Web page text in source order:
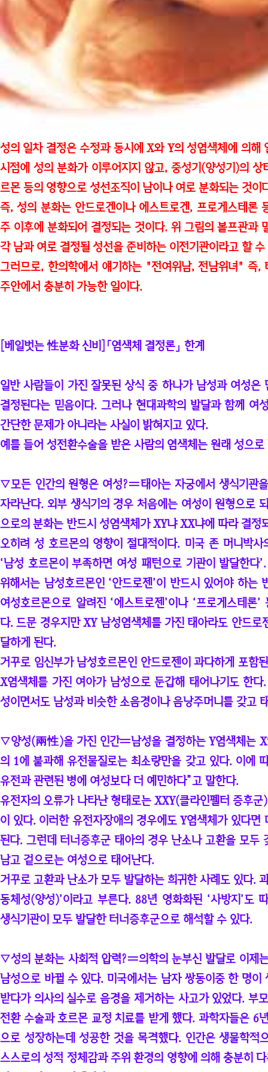
성의 일차 결정은 수정과 동시에 X와 Y의 성염색체에 의해
시점에 성의 분화가 이루어지지 않고, 중성기(양성기)의
르몬 등의 영향으로 성선조직이 남이나 여로 분화되는 것
즉, 성의 분화는 안드로겐이나 에스트로겐, 프로게스테론
주 이후에 분화되어 결정되는 것이다. 위 그림의 볼프관과
각 남과 여로 결정될 성선을 준비하는 이전기관이라고 할
그러므로, 한의학에서 얘기하는 "전여위남, 전남위녀" 즉,
주안에서 충분히 가능한 일이다.
[베일벗는 性분화 신비]「염색체 결정론」 한계
일반 사람들이 가진 잘못된 상식 중 하나가 남성과 여성은
결정된다는 믿음이다. 그러나 현대과학의 발달과 함께 여
간단한 문제가 아니라는 사실이 밝혀지고 있다.
예를 들어 성전환수술을 받은 사람의 염색체는 원래 성으
▽모든 인간의 원형은 여성?〓태아는 자궁에서 생식기관
자라난다. 외부 생식기의 경우 처음에는 여성이 원형으로
으로의 분화는 반드시 성염색체가 XY냐 XX냐에 따라 결
오히려 성 호르몬의 영향이 절대적이다. 미국 존 머니박사
‘남성 호르몬이 부족하면 여성 패턴으로 기관이 발달한다
위해서는 남성호르몬인 ‘안드로젠’이 반드시 있어야 하는
여성호르몬으로 알려진 ‘에스트로젠’이나 ‘프로게스테론
다. 드문 경우지만 XY 남성염색체를 가진 태아라도 안드로
달하게 된다.
거꾸로 임신부가 남성호르몬인 안드로젠이 과다하게 포함
X염색체를 가진 여아가 남성으로 둔갑해 태어나기도 한
성이면서도 남성과 비슷한 소음경이나 음낭주머니를 갖
▽양성(兩性)을 가진 인간〓남성을 결정하는 Y염색체는
의 1에 불과해 유전물질로는 최소량만을 갖고 있다. 이에
유전과 관련된 병에 여성보다 더 예민하다”고 말한다.
유전자의 오류가 나타난 형태로는 XXY(클라인펠터 증후
이 있다. 이러한 유전자장애의 경우에도 Y염색체가 있다면
된다. 그런데 터너증후군 태아의 경우 난소나 고환을 모
남고 겉으로는 여성으로 태어난다.
거꾸로 고환과 난소가 모두 발달하는 희귀한 사례도 있다.
동체성(양성)’이라고 부른다. 88년 영화화된 ‘사방지’도
생식기관이 모두 발달한 터너증후군으로 해석할 수 있다.
▽성의 분화는 사회적 압력?〓의학의 눈부신 발달로 이제
남성으로 바뀔 수 있다. 미국에서는 남자 쌍동이중 한 명이
받다가 의사의 실수로 음경을 제거하는 사고가 있었다. 부
전환 수술과 호르몬 교정 치료를 받게 했다. 과학자들은 6
으로 성장하는데 성공한 것을 목격했다. 인간은 생물학적
스스로의 성적 정체감과 주위 환경의 영향에 의해 충분히